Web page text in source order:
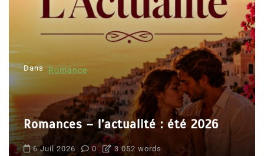
Dans Romance
Romances – l’actualité : été 2026
6 Juil 2026 0 3 052 words